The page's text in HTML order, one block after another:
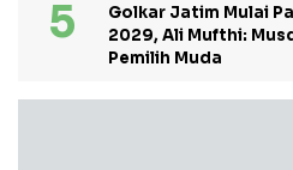
Golkar Jatim Mulai
2029, Ali Mufthi:
Pemilih Muda